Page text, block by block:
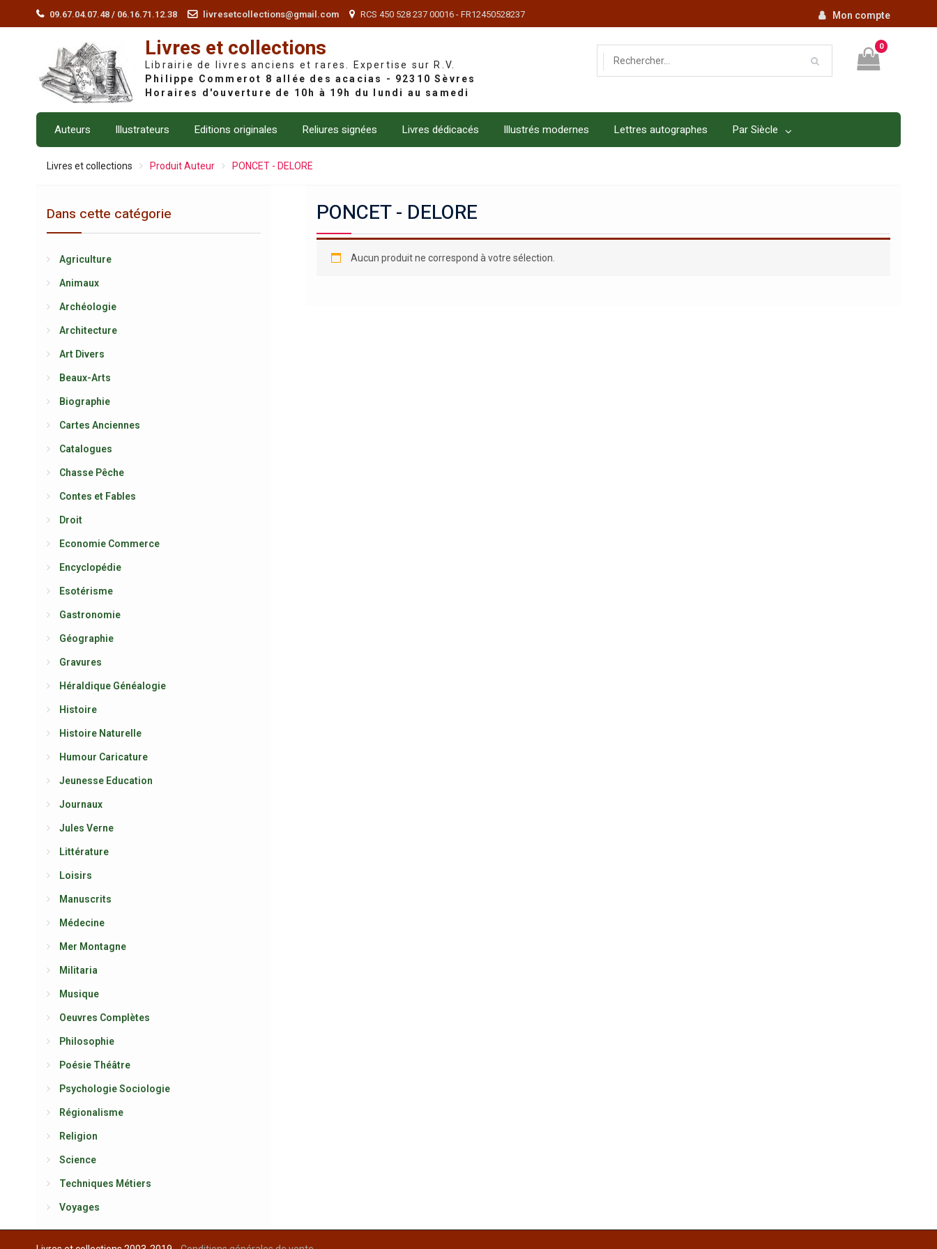
09.67.04.07.48 / 06.16.71.12.38 livresetcollections@gmail.com RCS 450 528 237 00016 - FR12450528237 Mon compte
Livres et collections
Librairie de livres anciens et rares. Expertise sur R.V.
0
Auteurs Illustrateurs Editions originales Reliures signées Livres dédicacés Illustrés modernes Lettres autographes Par Siècle
Livres et collections Produit Auteur PONCET - DELORE
PONCET - DELORE
Aucun produit ne correspond à votre sélection.
Dans cette catégorie
Agriculture
Animaux
Archéologie
Architecture
Art Divers
Beaux-Arts
Biographie
Cartes Anciennes
Catalogues
Chasse Pêche
Contes et Fables
Droit
Economie Commerce
Encyclopédie
Esotérisme
Gastronomie
Géographie
Gravures
Héraldique Généalogie
Histoire
Histoire Naturelle
Humour Caricature
Jeunesse Education
Journaux
Jules Verne
Littérature
Loisirs
Manuscrits
Médecine
Mer Montagne
Militaria
Musique
Oeuvres Complètes
Philosophie
Poésie Théâtre
Psychologie Sociologie
Régionalisme
Religion
Science
Techniques Métiers
Voyages